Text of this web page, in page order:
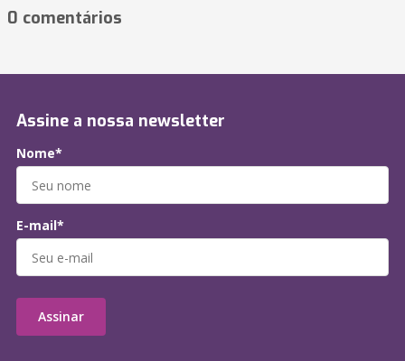
0 comentários
Assine a nossa newsletter
Nome*
E-mail*
Assinar